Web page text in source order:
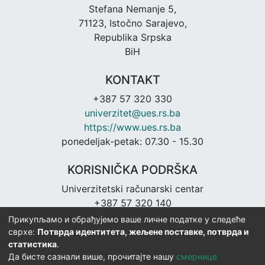
Stefana Nemanje 5,
71123, Istočno Sarajevo,
Republika Srpska
BiH
KONTAKT
+387 57 320 330
univerzitet@ues.rs.ba
https://www.ues.rs.ba
ponedeljak-petak: 07.30 - 15.30
KORISNIČKA PODRŠKA
Univerzitetski računarski centar
+387 57 320 140
urc@ues.rs.ba
https://urc.ues.rs.ba
Прикупљамо и обрађујемо ваше личне податке у следеће
сврхе: Потврда идентитета, жељене поставке, потврда и
статистика.
Да бисте сазнали више, прочитајте нашу смернице